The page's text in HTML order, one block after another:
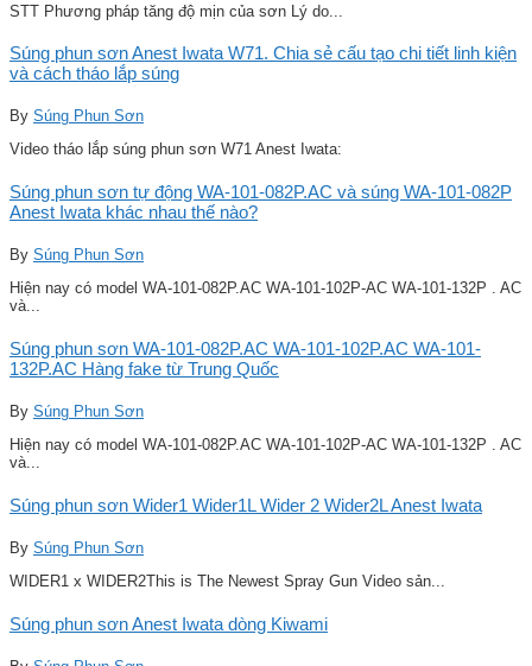
STT Phương pháp tăng độ mịn của sơn Lý do...
Súng phun sơn Anest Iwata W71. Chia sẻ cấu tạo chi tiết linh kiện
và cách tháo lắp súng
By Súng Phun Sơn
Video tháo lắp súng phun sơn W71 Anest Iwata:
Súng phun sơn tự động WA-101-082P.AC và súng WA-101-082P
Anest Iwata khác nhau thế nào?
By Súng Phun Sơn
Hiện nay có model WA-101-082P.AC WA-101-102P-AC WA-101-132P . AC
và...
Súng phun sơn WA-101-082P.AC WA-101-102P.AC WA-101-
132P.AC Hàng fake từ Trung Quốc
By Súng Phun Sơn
Hiện nay có model WA-101-082P.AC WA-101-102P-AC WA-101-132P . AC
và...
Súng phun sơn Wider1 Wider1L Wider 2 Wider2L Anest Iwata
By Súng Phun Sơn
WIDER1 x WIDER2This is The Newest Spray Gun Video sản...
Súng phun sơn Anest Iwata dòng Kiwami